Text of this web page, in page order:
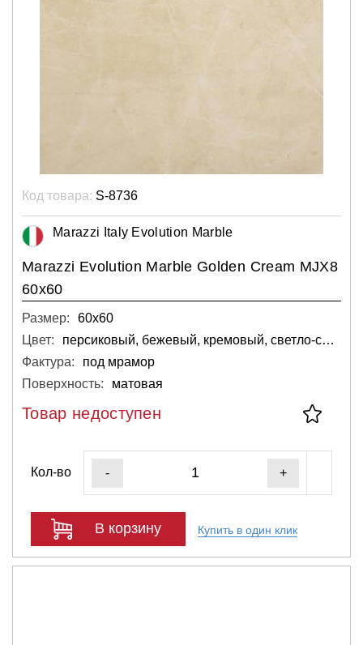
Код товара: S-8736
Marazzi Italy Evolution Marble
Marazzi Evolution Marble Golden Cream MJX8
60x60
Размер:
60х60
Цвет:
персиковый, бежевый, кремовый, светло-серый, светлый
Фактура:
под мрамор
Поверхность:
матовая
Товар недоступен
Кол-во - +
В корзину Купить в один клик